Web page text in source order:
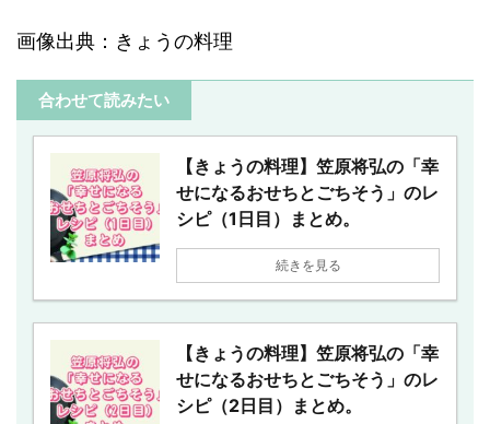
画像出典：きょうの料理
合わせて読みたい
【きょうの料理】笠原将弘の「幸
せになるおせちとごちそう」のレ
シピ（1日目）まとめ。
続きを見る
【きょうの料理】笠原将弘の「幸
せになるおせちとごちそう」のレ
シピ（2日目）まとめ。